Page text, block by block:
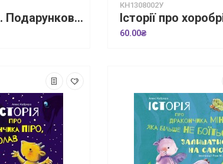
Спати час. Подарункове видання
КН1308002У
60.00₴